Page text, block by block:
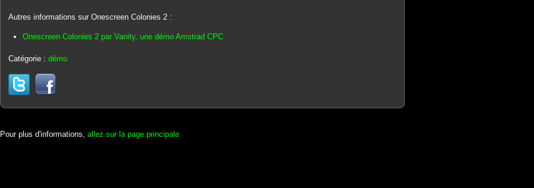
Autres informations sur Onescreen Colonies 2 :
Onescreen Colonies 2 par Vanity, une démo Amstrad CPC
Catégorie : démo
Pour plus d'informations, allez sur la page principale